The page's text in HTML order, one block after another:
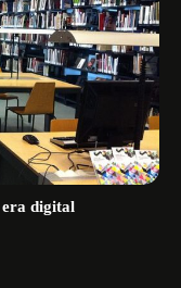
era digital